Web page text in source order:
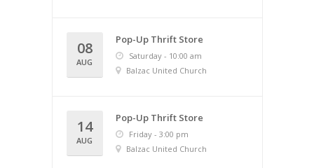
08
AUG
Pop-Up Thrift Store
Saturday - 10:00 am
Balzac United Church
14
AUG
Pop-Up Thrift Store
Friday - 3:00 pm
Balzac United Church